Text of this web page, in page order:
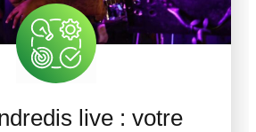
live : votre